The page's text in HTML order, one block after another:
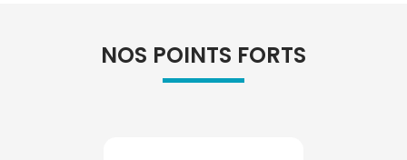
NOS POINTS FORTS